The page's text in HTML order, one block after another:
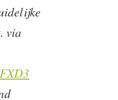
via